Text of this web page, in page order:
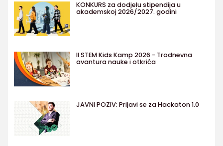
KONKURS za dodjelu stipendija u
akademskoj 2026/2027. godini
II STEM Kids Kamp 2026 - Trodnevna
avantura nauke i otkrića
JAVNI POZIV: Prijavi se za Hackaton 1.0